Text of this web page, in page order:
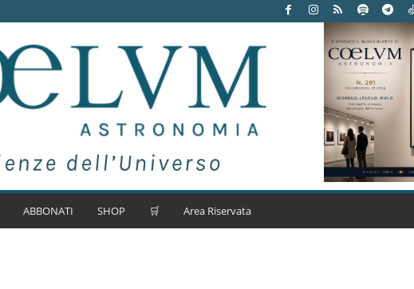
ABBONATI SHOP 🛒 Area Riservata